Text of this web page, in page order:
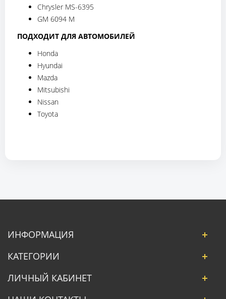
Chrysler MS-6395
GM 6094 M
ПОДХОДИТ ДЛЯ АВТОМОБИЛЕЙ
Honda
Hyundai
Mazda
Mitsubishi
Nissan
Toyota
ИНФОРМАЦИЯ
КАТЕГОРИИ
ЛИЧНЫЙ КАБИНЕТ